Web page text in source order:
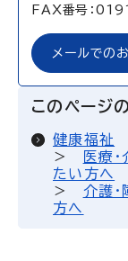
FAX番号：
メールでの
このページ
健康福祉
医療
たい方へ
介護
方へ